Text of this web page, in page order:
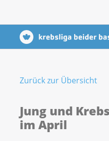
Zurück zur Übersicht
Jung und
im April